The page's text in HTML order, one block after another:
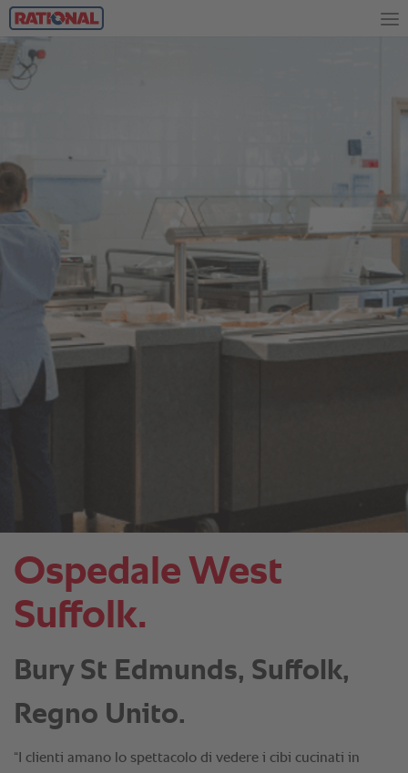
Ospedale West
Suffolk.
Bury St Edmunds, Suffolk,
Regno Unito.
“I clienti amano lo spettacolo di vedere i cibi cucinati in